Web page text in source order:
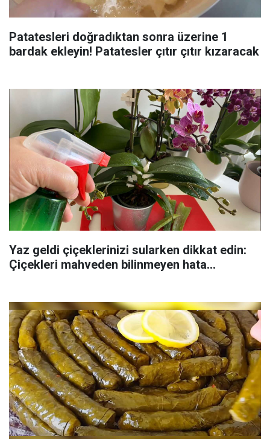
Patatesleri doğradıktan sonra üzerine 1
bardak ekleyin! Patatesler çıtır çıtır kızaracak
Yaz geldi çiçeklerinizi sularken dikkat edin:
Çiçekleri mahveden bilinmeyen hata...